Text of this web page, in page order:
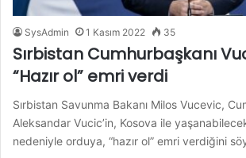
SysAdmin 1 Kasım 2022 35
Sırbistan Cumhurbaşkanı
“Hazır ol” emri verdi
Sırbistan Savunma Bakanı Milos Vucevic,
Aleksandar Vucic’in, Kosova ile
nedeniyle orduya, “hazır ol” emri verdiğini